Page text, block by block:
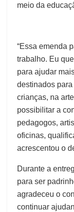
meio da
“Essa emenda
trabalho. Eu
para ajudar
destinados
crianças, na
possibilitar a
pedagogos,
oficinas,
acrescentou o
Durante a
para ser
agradeceu o
continuar